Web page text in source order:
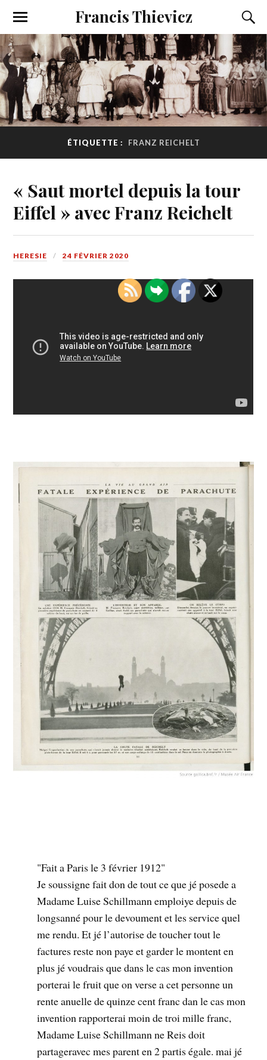
Francis Thievicz
ÉTIQUETTE : FRANZ REICHELT
« Saut mortel depuis la tour
Eiffel » avec Franz Reichelt
HERESIE 24 FÉVRIER 2020
Fait a Paris le 3 février 1912
Je soussigne fait don de tout ce que jé posede a
Madame Luise Schillmann emploiye depuis de
longsanné pour le devoument et les service quel
me rendu. Et jé l’autorise de toucher tout le
factures reste non paye et garder le montent en
plus jé voudrais que dans le cas mon invention
porterai le fruit que on verse a cet personne un
rente anuelle de quinze cent franc dan le cas mon
invention rapporterai moin de troi mille franc,
Madame Luise Schillmann ne Reis doit
partageravec mes parent en 2 partis égale. mai jé